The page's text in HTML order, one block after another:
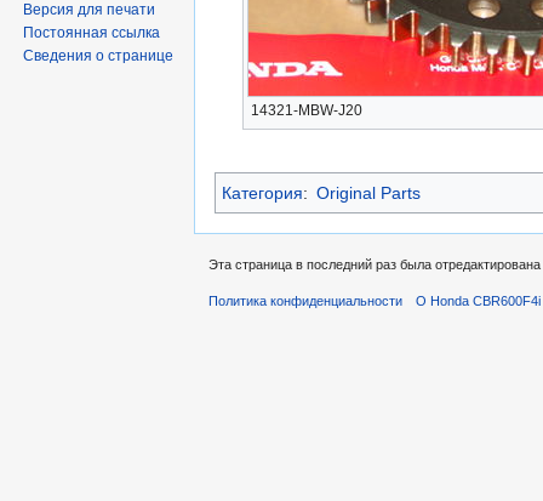
14321-MBW-J20
Категория: Original Parts
Версия для печати
Постоянная ссылка
Сведения о странице
Эта страница в последний раз была
Политика конфиденциальности О Honda CBR600F4i